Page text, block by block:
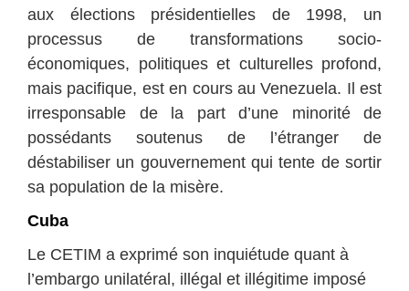
aux élections présidentielles de 1998, un
processus de transformations socio-
économiques, politiques et culturelles profond,
mais pacifique, est en cours au Venezuela. Il est
irresponsable de la part d’une minorité de
possédants soutenus de l’étranger de
déstabiliser un gouvernement qui tente de sortir
sa population de la misère.
Cuba
Le CETIM a exprimé son inquiétude quant à
l’embargo unilatéral, illégal et illégitime imposé